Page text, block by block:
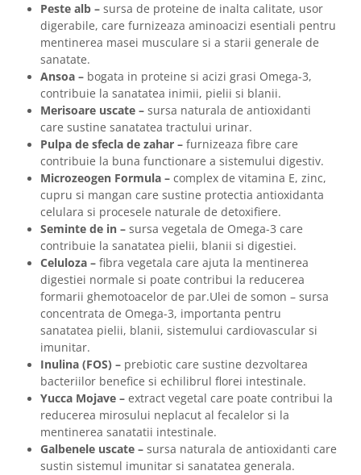
Peste alb – sursa de proteine de inalta calitate, usor
digerabile, care furnizeaza aminoacizi esentiali pentru
mentinerea masei musculare si a starii generale de
sanatate.
Ansoa – bogata in proteine si acizi grasi Omega-3,
contribuie la sanatatea inimii, pielii si blanii.
Merisoare uscate – sursa naturala de antioxidanti
care sustine sanatatea tractului urinar.
Pulpa de sfecla de zahar – furnizeaza fibre care
contribuie la buna functionare a sistemului digestiv.
Microzeogen Formula – complex de vitamina E, zinc,
cupru si mangan care sustine protectia antioxidanta
celulara si procesele naturale de detoxifiere.
Seminte de in – sursa vegetala de Omega-3 care
contribuie la sanatatea pielii, blanii si digestiei.
Celuloza – fibra vegetala care ajuta la mentinerea
digestiei normale si poate contribui la reducerea
formarii ghemotoacelor de par.Ulei de somon – sursa
concentrata de Omega-3, importanta pentru
sanatatea pielii, blanii, sistemului cardiovascular si
imunitar.
Inulina (FOS) – prebiotic care sustine dezvoltarea
bacteriilor benefice si echilibrul florei intestinale.
Yucca Mojave – extract vegetal care poate contribui la
reducerea mirosului neplacut al fecalelor si la
mentinerea sanatatii intestinale.
Galbenele uscate – sursa naturala de antioxidanti care
sustin sistemul imunitar si sanatatea generala.